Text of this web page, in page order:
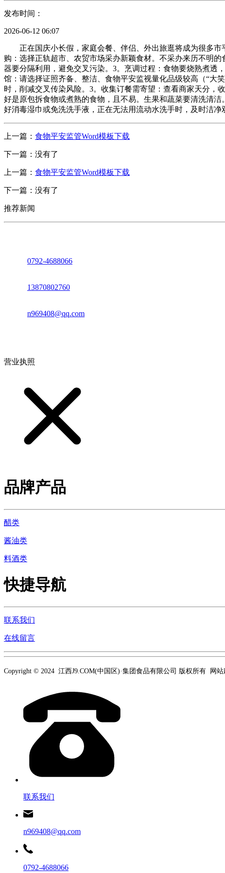
发布时间：
2026-06-12 06:07
正在国庆小长假，家庭会餐、伴侣、外出旅逛将成为很多市
购：选择正轨超市、农贸市场采办新颖食材。不采办来历不明
器要分隔利用，避免交叉污染。3。烹调过程：食物要烧熟煮透
馆：请选择证照齐备、整洁、食物平安监视量化品级较高（“大
时，削减交叉传染风险。3。收集订餐需寄望：查看商家天分，
好是原包拆食物或煮熟的食物，且不易。生果和蔬菜要清洗清
好消毒湿巾或免洗洗手液，正在无法用流动水洗手时，及时洁净
上一篇： 食物平安监管Word模板下载
下一篇：没有了
上一篇： 食物平安监管Word模板下载
下一篇：没有了
推荐新闻
0792-4688066
13870802760
n969408@qq.com
营业执照
品牌产品
醋类
酱油类
料酒类
快捷导航
联系我们
在线留言
Copyright © 2024 江西J9.COM(中国区)·集团食品有限公司 版权所有 网站
联系我们
n969408@qq.com
0792-4688066